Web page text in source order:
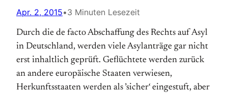
Apr. 2, 2015•3 Minuten Lesezeit
Durch die de facto Abschaffung des Rechts auf Asyl
in Deutschland, werden viele Asylanträge gar nicht
erst inhaltlich geprüft. Geflüchtete werden zurück
an andere europäische Staaten verwiesen,
Herkunftsstaaten werden als ’sicher‘ eingestuft, aber